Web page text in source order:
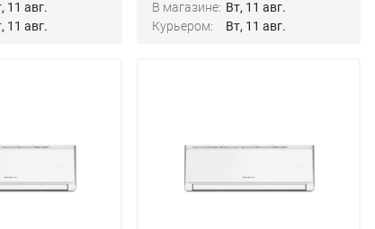
11 авг.
11 авг.
В магазине: Вт, 11 авг.
Курьером:
Вт, 11 авг.